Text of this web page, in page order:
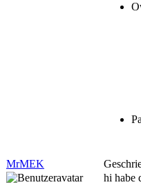
MrMEK
hi habe